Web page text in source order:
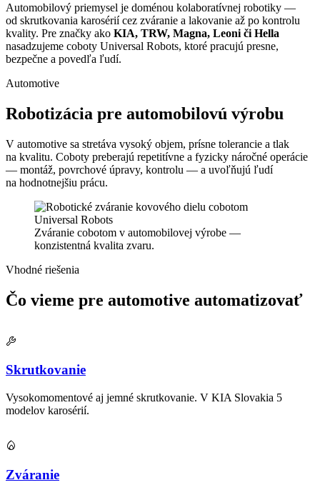
Automobilový priemysel je doménou kolaboratívnej robotiky —
od skrutkovania karosérií cez zváranie a lakovanie až po kontrolu
kvality. Pre značky ako KIA, TRW, Magna, Leoni či Hella
nasadzujeme coboty Universal Robots, ktoré pracujú presne,
bezpečne a povedľa ľudí.
Automotive
Robotizácia pre automobilovú výrobu
V automotive sa stretáva vysoký objem, prísne tolerancie a tlak
na kvalitu. Coboty preberajú repetitívne a fyzicky náročné operácie
— montáž, povrchové úpravy, kontrolu — a uvoľňujú ľudí
na hodnotnejšiu prácu.
Zváranie cobotom v automobilovej výrobe —
konzistentná kvalita zvaru.
Vhodné riešenia
Čo vieme pre automotive automatizovať
Skrutkovanie
Vysokomomentové aj jemné skrutkovanie. V KIA Slovakia 5
modelov karosérií.
Zváranie